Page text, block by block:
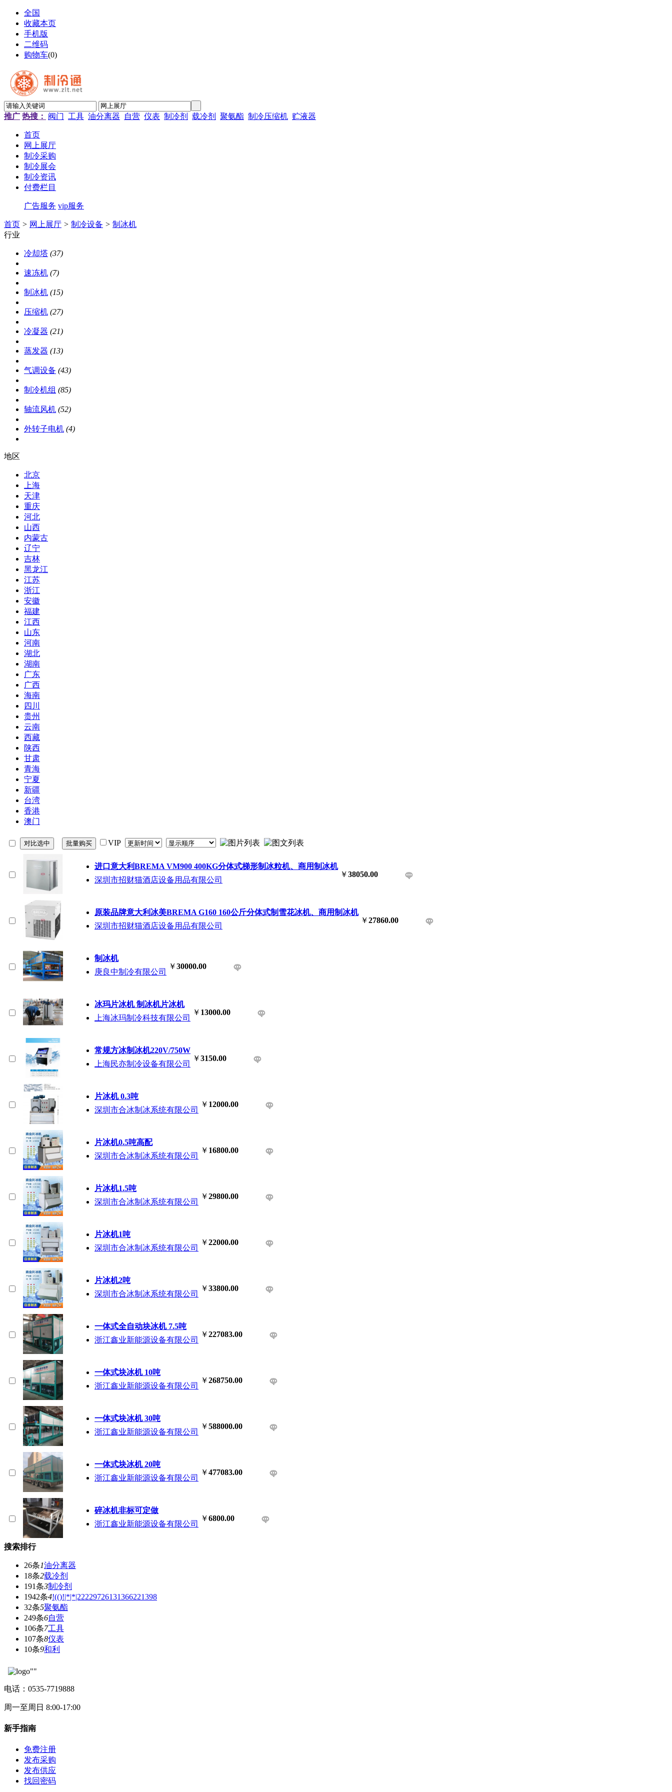
全国
收藏本页
手机版
二维码
购物车(0)
推广 热搜： 阀门 工具 油分离器 自营 仪表 制冷剂 载冷剂 聚氨酯 制冷压缩机 贮液器
首页
网上展厅
制冷采购
制冷展会
制冷资讯
付费栏目
广告服务 vip服务
首页 > 网上展厅 > 制冷设备 > 制冰机
行业
冷却塔 (37)
速冻机 (7)
制冰机 (15)
压缩机 (27)
冷凝器 (21)
蒸发器 (13)
气调设备 (43)
制冷机组 (85)
轴流风机 (52)
外转子电机 (4)
地区
北京
上海
天津
重庆
河北
山西
内蒙古
辽宁
吉林
黑龙江
江苏
浙江
安徽
福建
江西
山东
河南
湖北
湖南
广东
广西
海南
四川
贵州
云南
西藏
陕西
甘肃
青海
宁夏
新疆
台湾
香港
澳门
VIP
进口意大利BREMA VM900 400KG分体式梯形制冰粒机、商用制冰机
深圳市招财猫酒店设备用品有限公司
￥38050.00
原装品牌意大利冰美BREMA G160 160公斤分体式制雪花冰机、商用制冰机
深圳市招财猫酒店设备用品有限公司
￥27860.00
制冰机
庚良中制冷有限公司
￥30000.00
冰玛片冰机 制冰机片冰机
上海冰玛制冷科技有限公司
￥ 13000.00
常规方冰制冰机220V/750W
上海民亦制冷设备有限公司
￥3150.00
片冰机 0.3吨
深圳市合冰制冰系统有限公司
￥ 12000.00
片冰机0.5吨高配
深圳市合冰制冰系统有限公司
￥ 16800.00
片冰机1.5吨
深圳市合冰制冰系统有限公司
￥29800.00
片冰机1吨
深圳市合冰制冰系统有限公司
￥22000.00
片冰机2吨
深圳市合冰制冰系统有限公司
￥33800.00
一体式全自动块冰机 7.5吨
浙江鑫业新能源设备有限公司
￥227083.00
一体式块冰机 10吨
浙江鑫业新能源设备有限公司
￥268750.00
一体式块冰机 30吨
浙江鑫业新能源设备有限公司
￥588000.00
一体式块冰机 20吨
浙江鑫业新能源设备有限公司
￥477083.00
碎冰机非标可定做
浙江鑫业新能源设备有限公司
￥6800.00
搜索排行
26条1油分离器
18条2载冷剂
191条3制冷剂
1942条4!(()!|*|*|22229726131366221398
32条5聚氨酯
249条6自营
106条7工具
107条8仪表
10条9和利
电话：0535-7719888
周一至周日 8:00-17:00
新手指南
免费注册
发布采购
发布供应
找回密码